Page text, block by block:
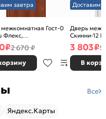
завтра
Гост-0
Флекс,
Л-11
глухая, каркасно-
₽2 670 ₽
Доставим
Дверь
Скинни-12
глухая,
3 803₽5
В
Все
Яндекс.Карты